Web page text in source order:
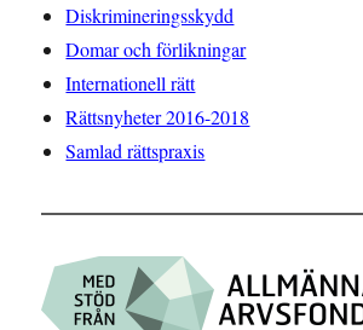
Diskrimineringsskydd
Domar och förlikningar
Internationell rätt
Rättsnyheter 2016-2018
Samlad rättspraxis